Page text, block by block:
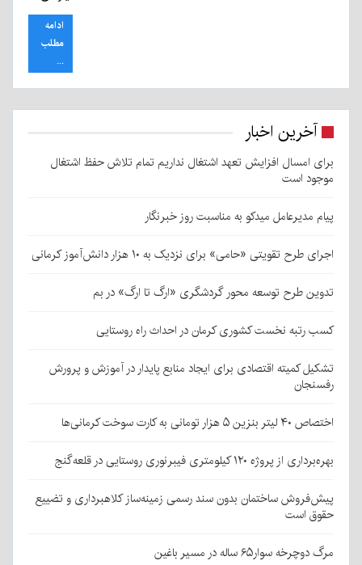
ادامه
مطلب
...
آخرین اخبار
برای امسال افزایش تعهد اشتغال نداریم تمام تلاش حفظ اشتغال
موجود است
پیام مدیرعامل میدکو به مناسبت روز خبرنگار
اجرای طرح تقویتی «حامی» برای نزدیک به ۱۰ هزار دانش‌آموز کرمانی
تدوین طرح توسعه محور گردشگری «ارگ تا ارگ» در بم
کسب رتبه نخست کشوری کرمان در احداث راه روستایی
تشکیل کمیته اقتصادی برای ایجاد منابع پایدار در آموزش و پرورش
رفسنجان
اختصاص ۴۰ لیتر بنزین ۵ هزار تومانی به کارت سوخت کرمانی‌ها
بهره‌برداری از پروژه ۱۲۰ کیلومتری فیبرنوری روستایی در قلعه‌گنج
پیش‌فروش ساختمان بدون سند رسمی زمینه‌ساز کلاهبرداری و تضییع
حقوق است
مرگ دوچرخه سوار۶۵ ساله در مسیر باغین